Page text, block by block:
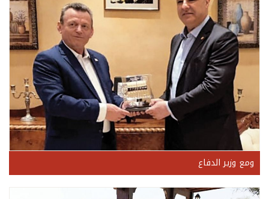
ومع وزير الدفاع